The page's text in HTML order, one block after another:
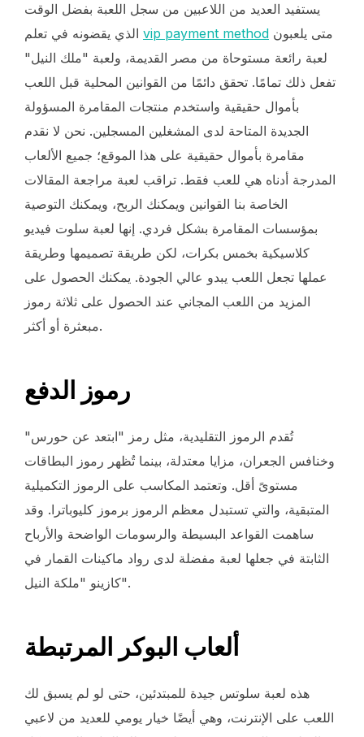
يستفيد العديد من اللاعبين من سجل اللعبة بفضل الوقت
vip payment method
لعبة رائعة مستوحاة من مصر القديمة، ولعبة "ملك النيل"
تفعل ذلك تمامًا. تحقق دائمًا من القوانين المحلية قبل اللعب
بأموال حقيقية واستخدم منتجات المقامرة المسؤولة
الجديدة المتاحة لدى المشغلين المسجلين. نحن لا نقدم
مقامرة بأموال حقيقية على هذا الموقع؛ جميع الألعاب
المدرجة أدناه هي للعب فقط. تراقب لعبة مراجعة المقالات
الخاصة بنا القوانين ويمكنك الربح، ويمكنك التوصية
بمؤسسات المقامرة بشكل فردي. إنها لعبة سلوت فيديو
كلاسيكية بخمس بكرات، لكن طريقة تصميمها وطريقة
عملها تجعل اللعب يبدو عالي الجودة. يمكنك الحصول على
المزيد من اللعب المجاني عند الحصول على ثلاثة رموز
مبعثرة أو أكثر.
رموز الدفع
تُقدم الرموز التقليدية، مثل رمز "ابتعد عن حورس"
وخنافس الجعران، مزايا معتدلة، بينما تُظهر رموز البطاقات
مستوىً أقل. وتعتمد المكاسب على الرموز التكميلية
المتبقية، والتي تستبدل معظم الرموز برموز كليوباترا. وقد
ساهمت القواعد البسيطة والرسومات الواضحة والأرباح
الثابتة في جعلها لعبة مفضلة لدى رواد ماكينات القمار في
كازينو "ملكة النيل".
ألعاب البوكر المرتبطة
هذه لعبة سلوتس جيدة للمبتدئين، حتى لو لم يسبق لك
اللعب على الإنترنت، وهي أيضًا خيار يومي للعديد من لاعبي